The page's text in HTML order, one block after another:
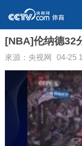
[NBA]伦纳德32
來源：央视网 04-25